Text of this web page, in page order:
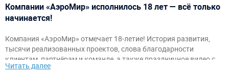
Компании «АэроМир» исполнилось 18 лет — всё только
начинается!
Компания «АэроМир» отмечает 18-летие! История развития,
тысячи реализованных проектов, слова благодарности
клиентам, партнёрам и команде, а также праздничное видео с
самыми яркими моментами за годы работы.
Читать далее